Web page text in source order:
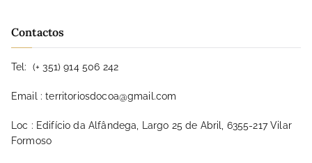
Contactos
Tel: (+ 351) 914 506 242
Email :territoriosdocoa@gmail.com
Loc : Edifício da Alfândega, Largo 25 de Abril, 6355-217 Vilar
Formoso